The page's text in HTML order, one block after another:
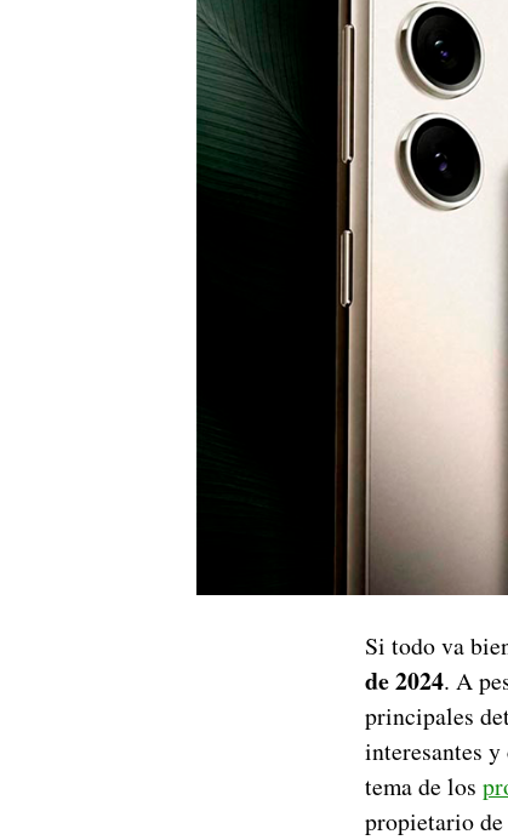
Si todo va
de 2024. A
principales
interesantes y
tema de los
propietario